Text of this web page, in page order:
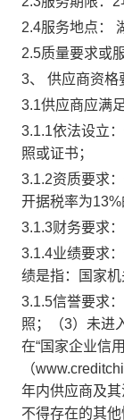
2.4服务地点 ：
2.5质量要求或
3、
供应商资格
3.1供应商应满
3.1.1依法设立 ：
照或证书；
3.1.2资质要求：
开据税率为
3.1.3财务要求 ：
3.1.4业绩要求 ：
绩是指：
国家
3.1.5信誉要求 ：
照；（3）未进
在“国家企业信
（
年内供应商及
不得存在的其他